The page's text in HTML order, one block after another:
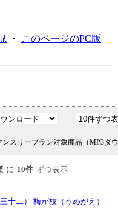
・ このページのPC版
ンスリープラン対象商品（MP3ダ
に 10件 ずつ表示
十二） 梅が枝（うめがえ）